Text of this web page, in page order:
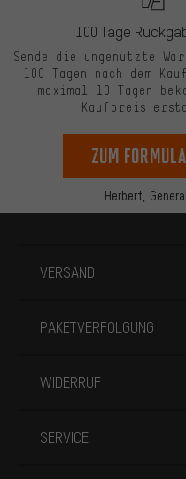
Herbert,
100 Tage
Sende die ungenutzte
100 Tagen nach dem
maximal 10 Tagen
Kaufpreis
zum
VERSAND
PAKETVERFOLGUNG
WIDERRUF
SERVICE